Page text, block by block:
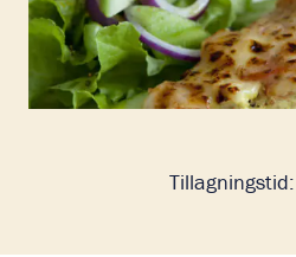
Tillagningstid: